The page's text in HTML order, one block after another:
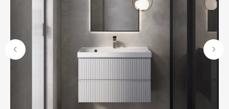
Доставка и оплата
Москва, Новопесчаная улица, 19к1
+7 (495) 782-78-74